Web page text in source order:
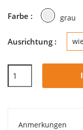
Farbe : graugrau
Ausrichtung :
Anmerkungen